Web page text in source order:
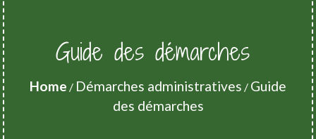
Guide des démarches
Home / Démarches administratives / Guide
des démarches